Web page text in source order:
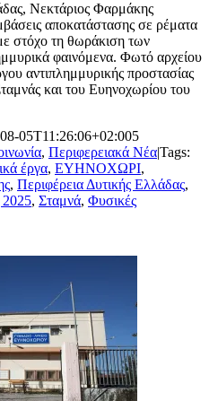
Νεκτάριος Φαρμάκης
αποκατάστασης σε ρέματα
στόχο τη θωράκιση των
φαινόμενα. Φωτό αρχείου
αντιπλημμυρικής προστασίας
και του Ευηνοχωρίου του
05T11:26:06+02:005
, Περιφερειακά Νέα|Tags:
έργα, ΕΥΗΝΟΧΩΡΙ,
, Περιφέρεια Δυτικής Ελλάδας,
2025, Σταμνά, Φυσικές